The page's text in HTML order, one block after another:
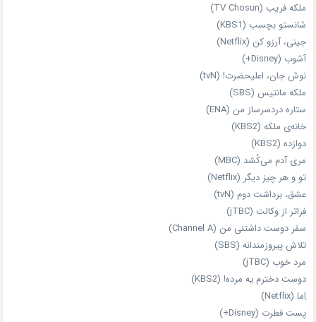
ملکه فریب (TV Chosun)
شانستو بچسب (KBS1)
جینی، آرزو کن (Netflix)
آشوب (Disney+)
نوش جان، اعلیحضرت! (tvN)
ملکه‌ مانتیس (SBS)
ستاره دردسرساز من (ENA)
خانه‌ی ملکه (KBS2)
دوازده (KBS2)
مری آدم می‌کُشد (MBC)
تو و هر چیز دیگر (Netflix)
عشق، برداشت دوم (tvN)
فراتر از وکالت (jTBC)
سفر دوست‌ داشتنی من (Channel A)
تلاش پیروزمندانه (SBS)
مرد خوب (jTBC)
دوست دخترم یه مرده! (KBS2)
اِما (Netflix)
پست فطرت (Disney+)